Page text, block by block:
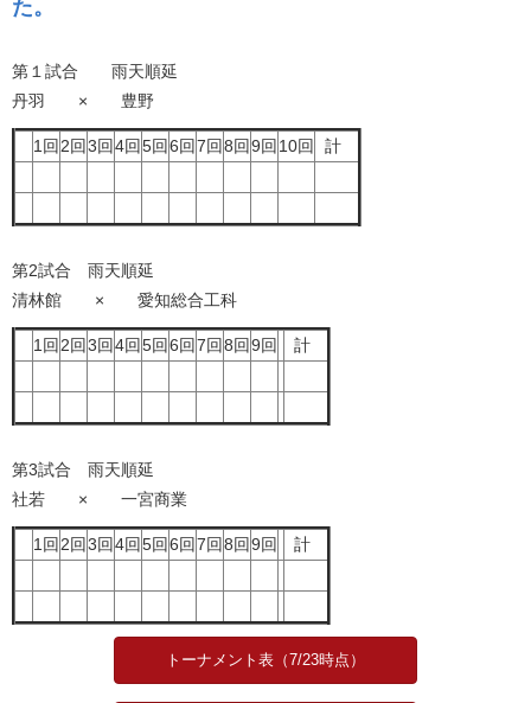
た。
第１試合 雨天順延
丹羽 × 豊野
1回 2回3回4回5回6回7回8回9回 10回 計
第2試合 雨天順延
清林館 × 愛知総合工科
1回 2回3回4回5回6回7回8回9回 計
第3試合 雨天順延
社若 × 一宮商業
1回 2回3回4回5回6回7回8回9回 計
トーナメント表（7/23時点）